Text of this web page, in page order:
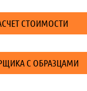
СТОИМОСТИ
С ОБРАЗЦАМИ